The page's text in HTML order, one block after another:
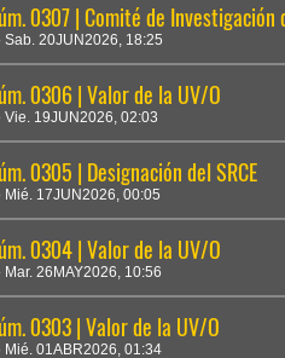
0307 | Comité de Investigación
Sab. 20JUN2026, 18:25
0306 | Valor de la UV/O
Vie. 19JUN2026, 02:03
0305 | Designación del SRCE
Mié. 17JUN2026, 00:05
0304 | Valor de la UV/O
Mar. 26MAY2026, 10:56
0303 | Valor de la UV/O
Mié. 01ABR2026, 01:34